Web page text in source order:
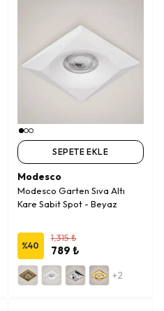
SEPETE EKLE
Modesco
Modesco Garten Sıva Altı
Kare Sabit Spot - Beyaz
%40
1,315 ₺
789 ₺
+2